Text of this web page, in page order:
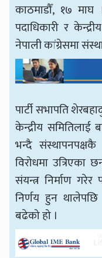
काठमाडौँ, १७ माघ ।
पदाधिकारी र
नेपाली कांग्रेसमा
पार्टी सभापति
केन्द्रीय समितिलाई
भन्दै संस्थापनपक्षकै
विरोधमा उत्रिएका
संयन्त्र निर्माण गरेर
निर्णय हुन थालेपछि
बढेको हो ।